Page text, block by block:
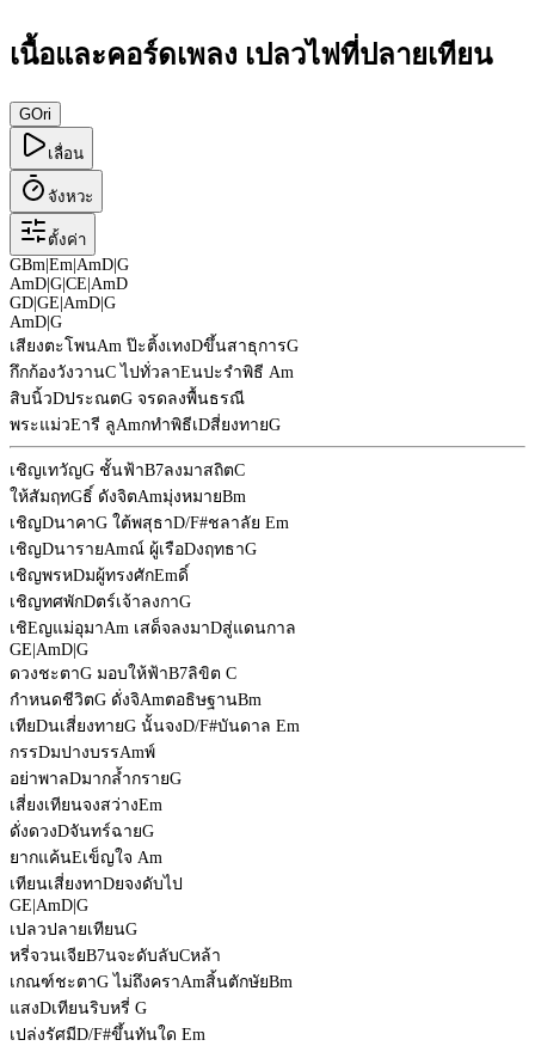
เนื้อและคอร์ดเพลง เปลวไฟที่ปลายเทียน
GOri
เลื่อน
จังหวะ
ตั้งค่า
GBm Em AmD G
AmD G CE AmD
GD GE AmD G
AmD G
เสียงตะโพนAm ป๊ะติ้งเทงDขึ้นสาธุการG
กึกก้องวังวานC ไปทั่วลาEนปะรำพิธี Am
สิบนิ้วDประณตG จรดลงพื้นธรณี
พระแม่วEารี ลูAmกทำพิธีเDสี่ยงทายG
เชิญเทวัญG ชั้นฟ้าB7ลงมาสถิตC
ให้สัมฤทGธิ์ ดังจิตAmมุ่งหมายBm
เชิญDนาคาG ใต้พสุธาD/F#ชลาลัย Em
เชิญDนารายAmณ์ ผู้เรือDงฤทธาG
เชิญพรหDมผู้ทรงศักEmดิ์
เชิญทศพักDตร์เจ้าลงกาG
เชิEญแม่อุมาAm เสด็จลงมาDสู่แดนกาล
GE AmD G
ดวงชะตาG มอบให้ฟ้าB7ลิขิต C
กำหนดชีวิตG ดั่งจิAmตอธิษฐานBm
เทียDนเสี่ยงทายG นั้นจงD/F#บันดาล Em
กรรDมปางบรรAmพ์
อย่าพาลDมากล้ำกรายG
เสี่ยงเทียนจงสว่างEm
ดั่งดวงDจันทร์ฉายG
ยากแค้นEเข็ญใจ Am
เทียนเสี่ยงทาDยจงดับไป
GE AmD G
เปลวปลายเทียนG
หรี่จวนเจียB7นจะดับลับCหล้า
เกณฑ์ชะตาG ไม่ถึงคราAmสิ้นตักษัยBm
แสงDเทียนริบหรี่ G
เปล่งรัศมีD/F#ขึ้นทันใด Em